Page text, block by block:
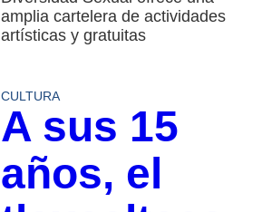
amplia cartelera de actividades
artísticas y gratuitas
CULTURA
A sus 15
años, el